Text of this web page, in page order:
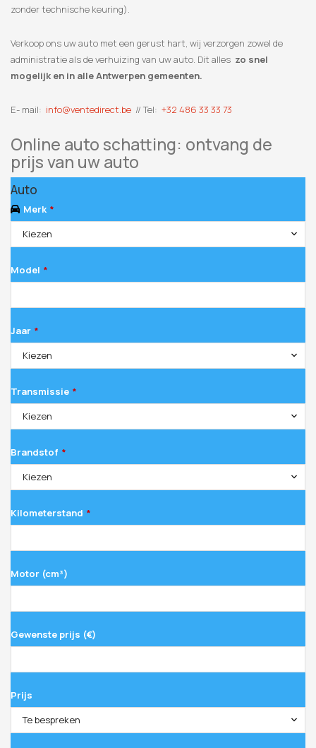
zonder technische keuring).
Verkoop ons uw auto met een gerust hart, wij verzorgen zowel de
administratie als de verhuizing van uw auto. Dit alles zo snel
mogelijk en in alle Antwerpen gemeenten.
E- mail: info@ventedirect.be // Tel: +32 486 33 33 73
Online auto schatting: ontvang de
prijs van uw auto
Auto
Merk *
Kiezen
Model *
Jaar *
Kiezen
Transmissie *
Kiezen
Brandstof *
Kiezen
Kilometerstand *
Motor (cm³)
Gewenste prijs (€)
Prijs
Te bespreken